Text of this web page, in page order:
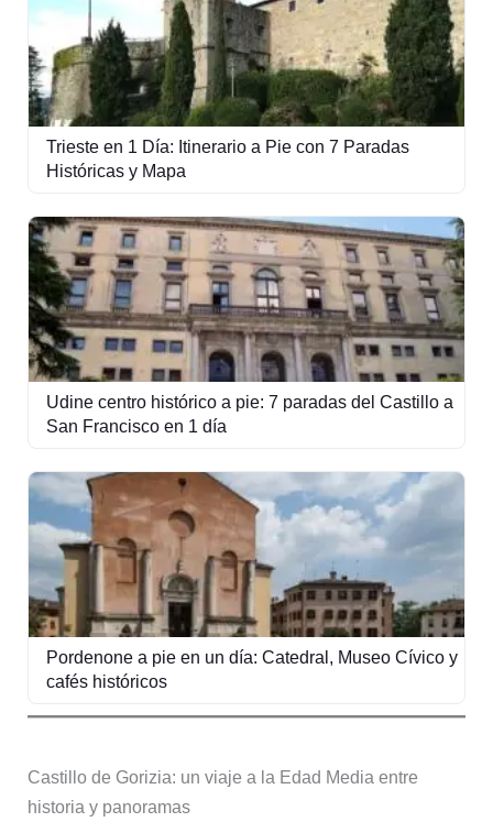
Trieste en 1 Día: Itinerario a Pie con 7 Paradas
Históricas y Mapa
Udine centro histórico a pie: 7 paradas del Castillo a
San Francisco en 1 día
Pordenone a pie en un día: Catedral, Museo Cívico y
cafés históricos
Castillo de Gorizia: un viaje a la Edad Media entre
historia y panoramas